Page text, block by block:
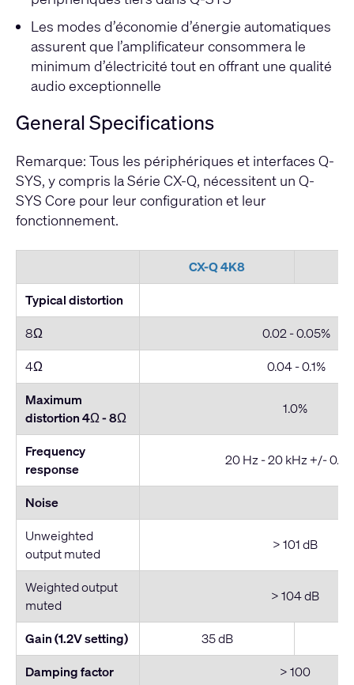
Les modes d’économie d’énergie automatiques
assurent que l’amplificateur consommera le
minimum d’électricité tout en offrant une qualité
audio exceptionnelle
General Specifications
Remarque: Tous les périphériques et interfaces Q-
SYS, y compris la Série CX-Q, nécessitent un Q-
SYS Core pour leur configuration et leur
fonctionnement.
CX-Q 4K8
Typical distortion
8Ω
0.02 - 0.05%
4Ω
0.04 - 0.1%
Maximum
distortion 4Ω - 8Ω
1.0%
Frequency
response
20 Hz - 20 kHz +/- 0.3
Noise
Unweighted
output muted
> 101 dB
Weighted output
muted
> 104 dB
Gain (1.2V setting)
35 dB
Damping factor
> 100